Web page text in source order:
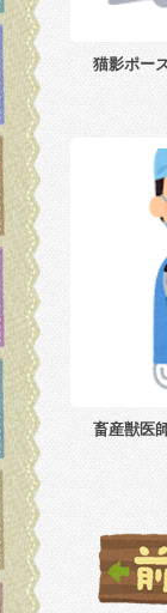
猫影ポー
畜産獣医